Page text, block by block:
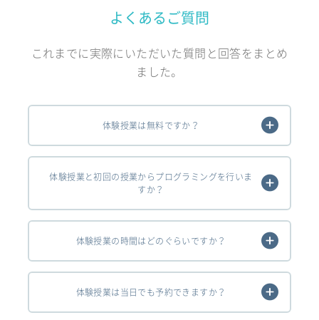
よくあるご質問
これまでに実際にいただいた質問と回答をまとめ
ました。
体験授業は無料ですか？
体験授業と初回の授業からプログラミングを行いま
すか？
体験授業の時間はどのぐらいですか？
体験授業は当日でも予約できますか？